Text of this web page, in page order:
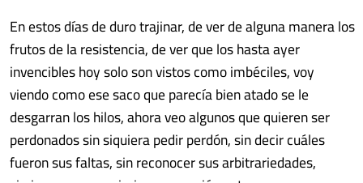
En estos días de duro trajinar, de ver de alguna manera los
frutos de la resistencia, de ver que los hasta ayer
invencibles hoy solo son vistos como imbéciles, voy
viendo como ese saco que parecía bien atado se le
desgarran los hilos, ahora veo algunos que quieren ser
perdonados sin siquiera pedir perdón, sin decir cuáles
fueron sus faltas, sin reconocer sus arbitrariedades,